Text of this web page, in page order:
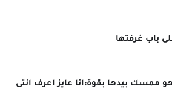
باب غرفتها
ممسك بيدها بقوة:انا عايز اعرف انتى